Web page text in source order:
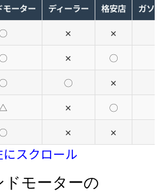
モーター ディーラー 格安店
ガソ
✕
✕
✕
◯
◯
✕
△ ✕
◯
✕ ✕
スクロール
ドモーターの